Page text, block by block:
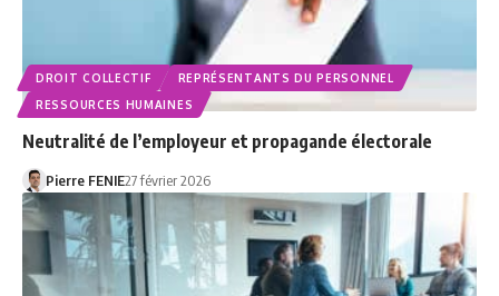
DROIT COLLECTIF
REPRÉSENTANTS DU PERSONNEL
RESSOURCES HUMAINES
Neutralité de l’employeur et propagande électorale
Pierre FENIE27 février 2026